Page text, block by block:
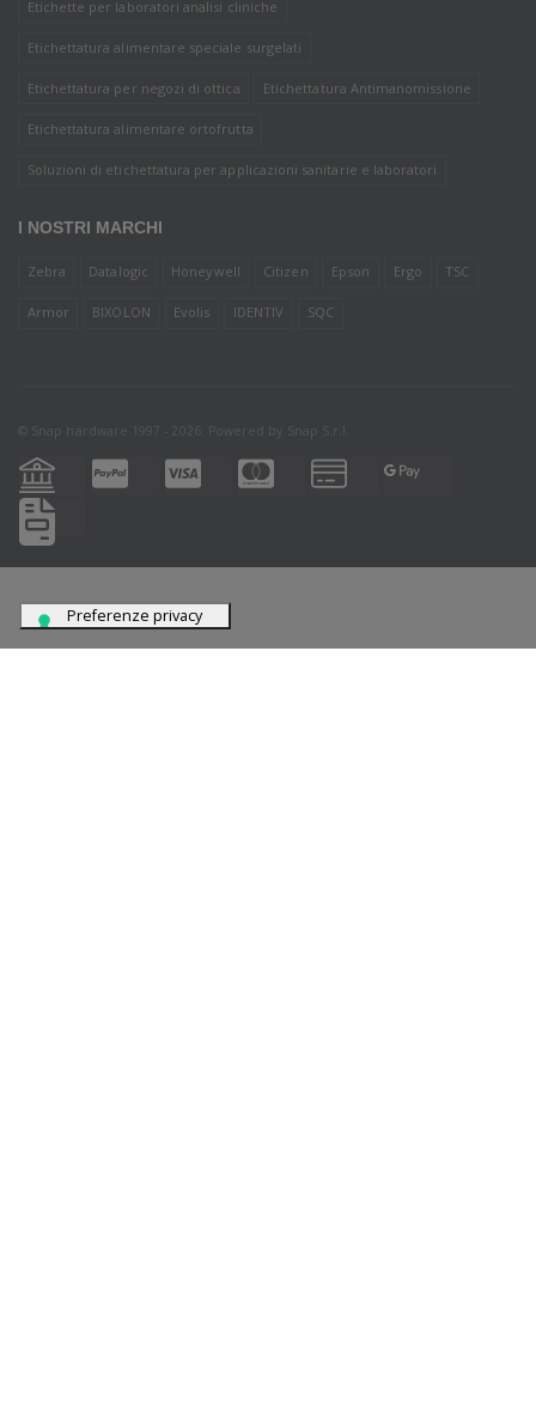
Etichette per laboratori analisi cliniche
Etichettatura alimentare speciale surgelati
Etichettatura per negozi di ottica Etichettatura Antimanomissione
Etichettatura alimentare ortofrutta
Soluzioni di etichettatura per applicazioni sanitarie e laboratori
I NOSTRI MARCHI
Zebra Datalogic Honeywell Citizen Epson Ergo TSC
Armor BIXOLON Evolis IDENTIV SQC
© Snap hardware 1997 - 2026. Powered by Snap S.r.l.